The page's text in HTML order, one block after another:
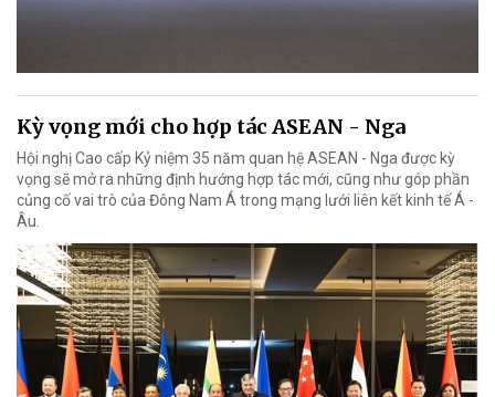
Kỳ vọng mới cho hợp tác ASEAN - Nga
Hội nghị Cao cấp Kỷ niệm 35 năm quan hệ ASEAN - Nga được kỳ
vọng sẽ mở ra những định hướng hợp tác mới, cũng như góp phần
củng cố vai trò của Đông Nam Á trong mạng lưới liên kết kinh tế Á -
Âu.